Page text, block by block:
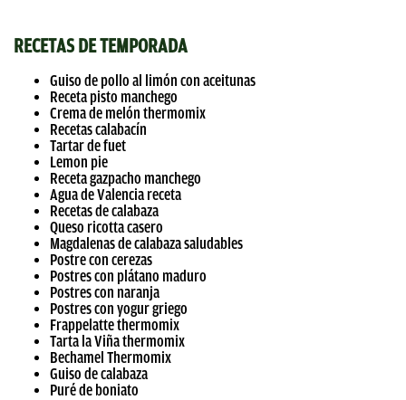
RECETAS DE TEMPORADA
Guiso de pollo al limón con aceitunas
Receta pisto manchego
Crema de melón thermomix
Recetas calabacín
Tartar de fuet
Lemon pie
Receta gazpacho manchego
Agua de Valencia receta
Recetas de calabaza
Queso ricotta casero
Magdalenas de calabaza saludables
Postre con cerezas
Postres con plátano maduro
Postres con naranja
Postres con yogur griego
Frappelatte thermomix
Tarta la Viña thermomix
Bechamel Thermomix
Guiso de calabaza
Puré de boniato